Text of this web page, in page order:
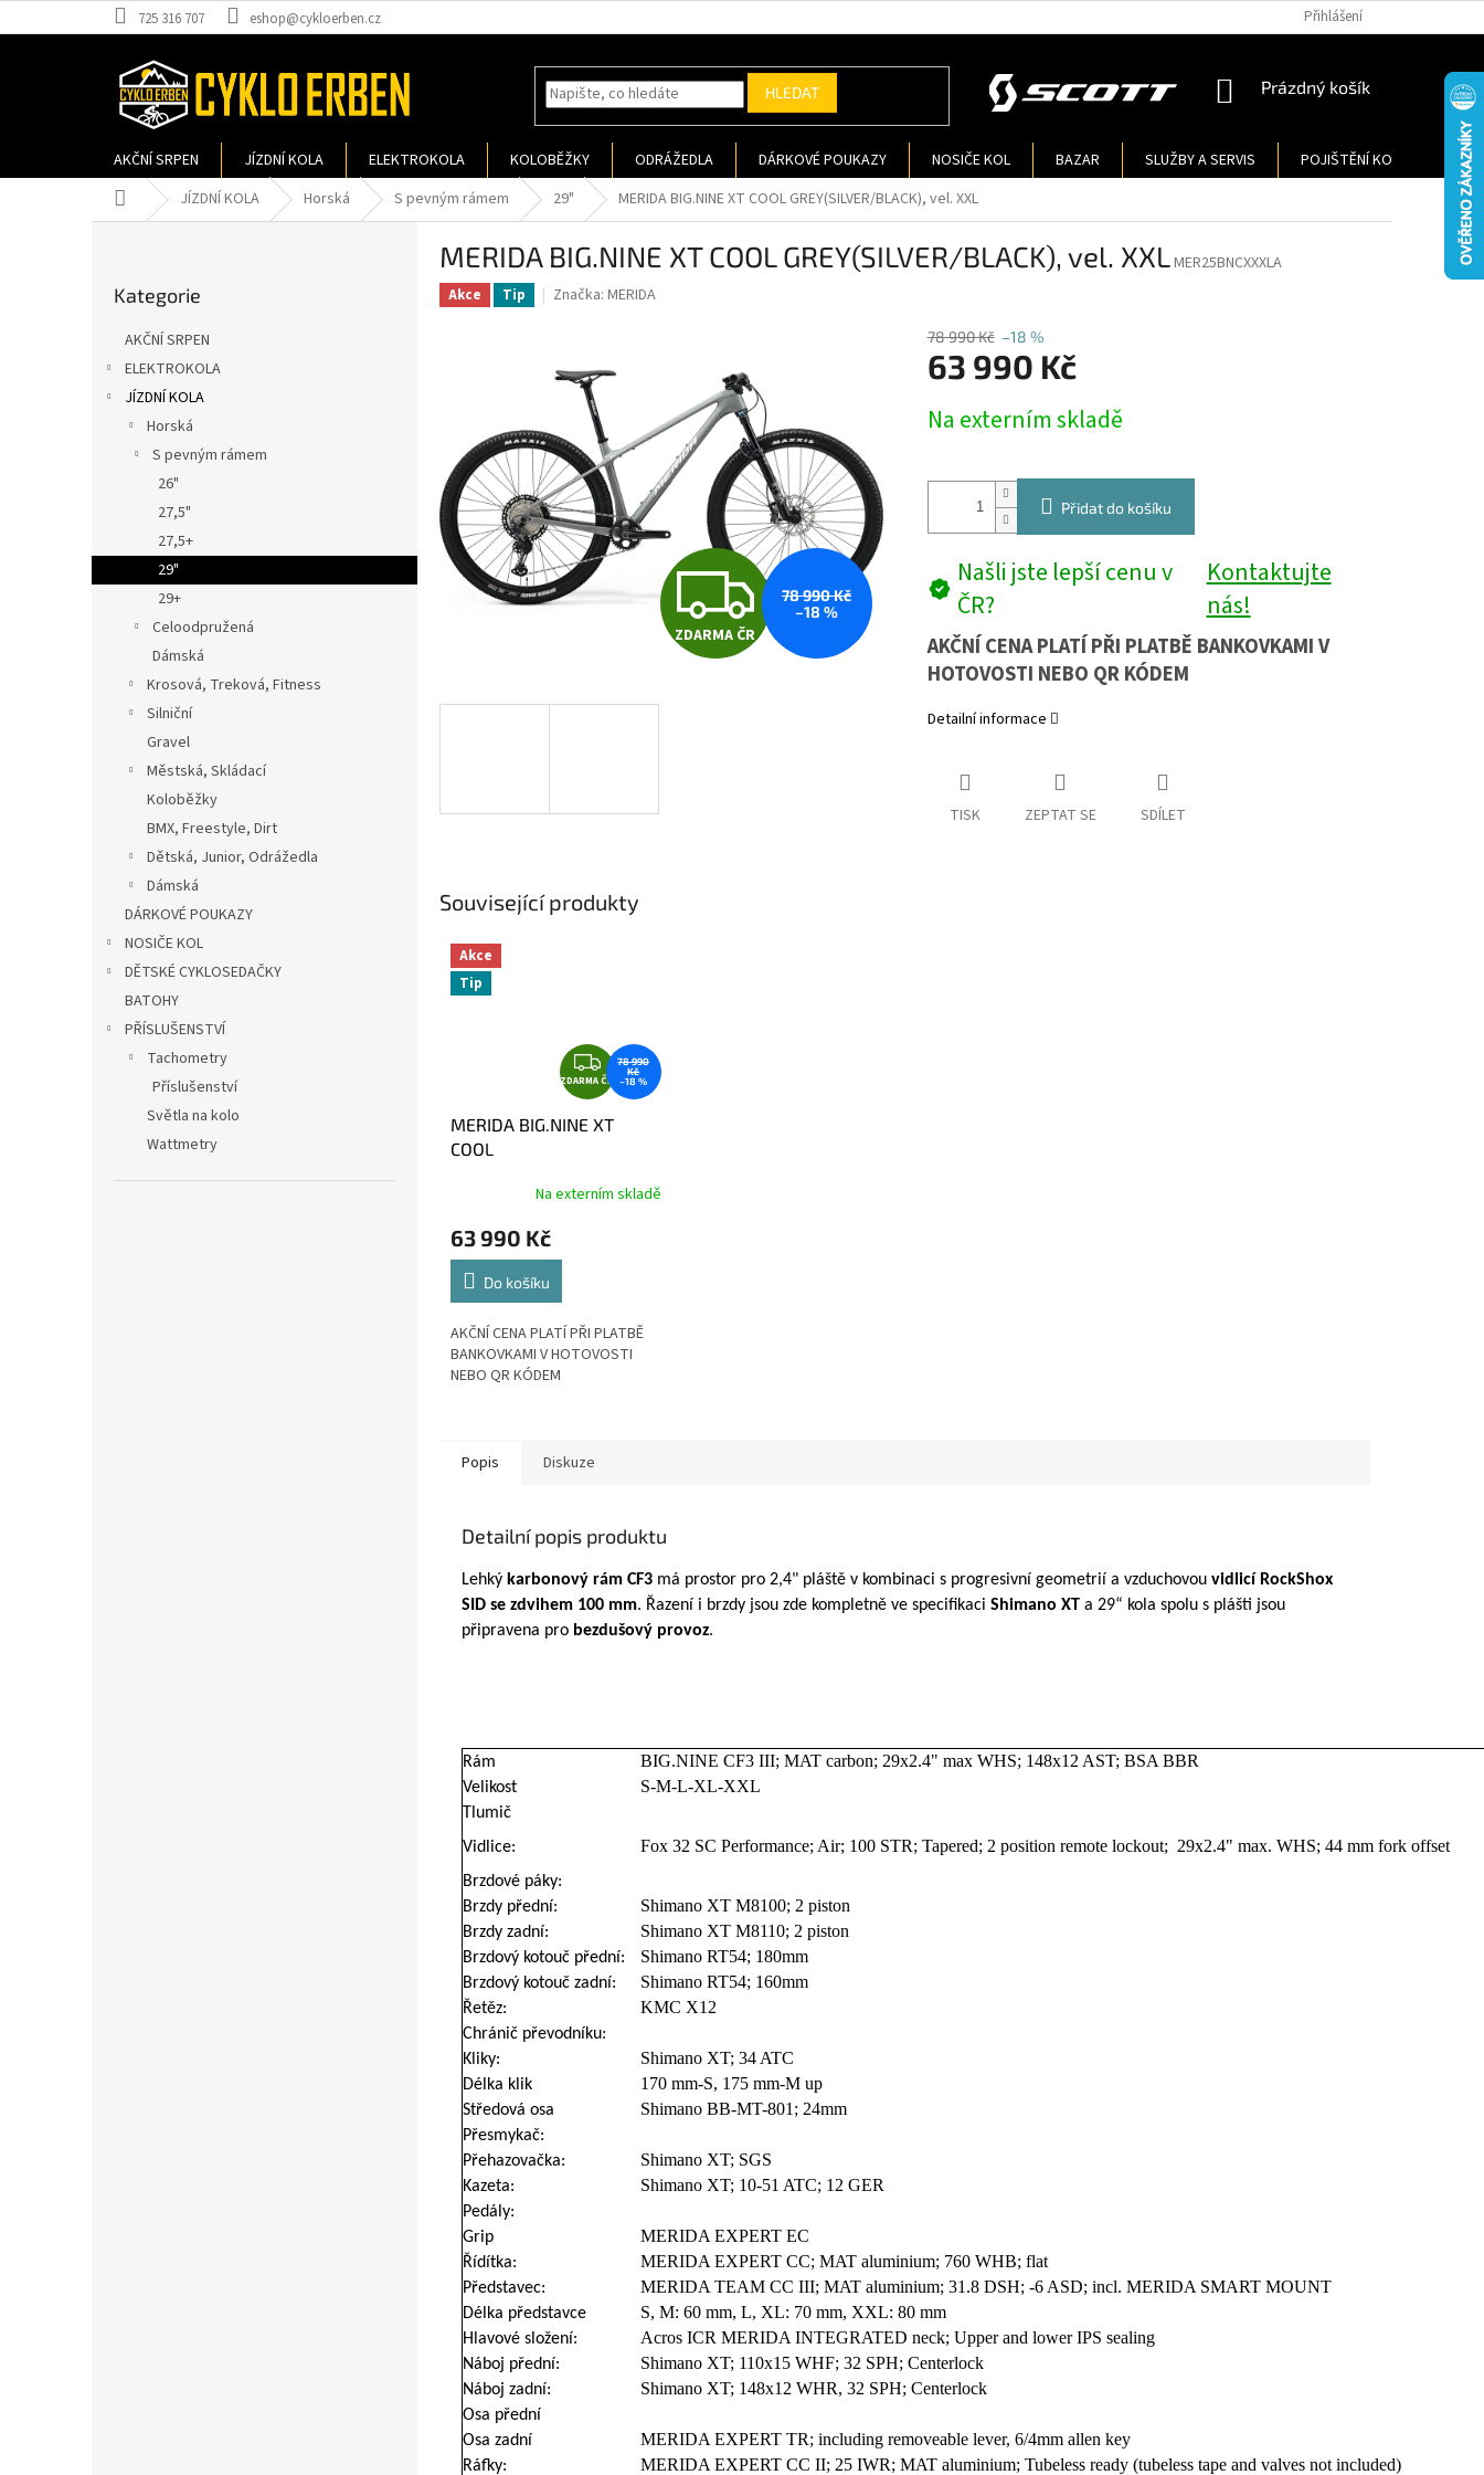
na
725 316 707 eshop@cykloerben.cz Přihlášení
HLEDAT
NÁKUPNÍ
Prázdný košík
AKČNÍ SRPEN JÍZDNÍ KOLA ELEKTROKOLA KOLOBĚŽKY ODRÁŽEDLA DÁRKOVÉ POUKAZY NOSIČE KOL BAZAR SLUŽBY A SERVIS POJIŠTĚNÍ KOL
Domů JÍZDNÍ KOLA Horská S pevným rámem 29" MERIDA BIG.NINE XT COOL GREY(SILVER/BLACK), vel. XXL
l
kategorie
Kategorie
AKČNÍ SRPEN
ELEKTROKOLA
JÍZDNÍ KOLA
Horská
S pevným rámem
26"
27,5"
27,5+
29"
29+
Celoodpružená
Dámská
Krosová, Treková, Fitness
Silniční
Gravel
Městská, Skládací
Koloběžky
BMX, Freestyle, Dirt
Dětská, Junior, Odrážedla
Dámská
DÁRKOVÉ POUKAZY
NOSIČE KOL
DĚTSKÉ CYKLOSEDAČKY
BATOHY
PŘÍSLUŠENSTVÍ
Tachometry
Příslušenství
Světla na kolo
Wattmetry
MERIDA BIG.NINE XT COOL GREY(SILVER/BLACK), vel. XXLMER25BNCXXXLA
Akce Tip Značka: MERIDA
Z
D
ZDARMA ČR
78 990 Kč
–18 %
78 990 Kč –18 %
63 990 Kč
cena:
Na externím skladě
Přidat do košíku
Našli jste lepší cenu v
ČR?
Kontaktujte
nás!
AKČNÍ CENA PLATÍ PŘI PLATBĚ BANKOVKAMI V
HOTOVOSTI NEBO QR KÓDEM
Detailní informace
TISK ZEPTAT SE SDÍLET
Související produkty
Akce
Tip
Z
D
A
A
ZDARMA ČR
78 990
Kč
–18 %
MERIDA BIG.NINE XT
COOL
Na externím skladě
63 990 Kč
Do košíku
AKČNÍ CENA PLATÍ PŘI PLATBĚ
BANKOVKAMI V HOTOVOSTI
NEBO QR KÓDEM
Popis Diskuze
Detailní popis produktu
Lehký karbonový rám CF3 má prostor pro 2,4" pláště v kombinaci s progresivní geometrií a vzduchovou vidlicí RockShox
SID se zdvihem 100 mm. Řazení i brzdy jsou zde kompletně ve specifikaci Shimano XT a 29“ kola spolu s plášti jsou
připravena pro bezdušový provoz.
Rám BIG.NINE CF3 III; MAT carbon; 29x2.4" max WHS; 148x12 AST; BSA BBR
Velikost S-M-L-XL-XXL
Tlumič
Vidlice:
Fox 32 SC Performance; Air; 100 STR; Tapered; 2 position remote lockout; 29x2.4" max. WHS; 44 mm fork offset
Brzdové páky:
Brzdy přední:
Shimano XT M8100; 2 piston
Brzdy zadní: Shimano XT M8110; 2 piston
Brzdový kotouč přední: Shimano RT54; 180mm
Brzdový kotouč zadní: Shimano RT54; 160mm
Řetěz: KMC X12
Chránič převodníku:
Kliky:
Shimano XT; 34 ATC
Délka klik 170 mm-S, 175 mm-M up
Středová osa Shimano BB-MT-801; 24mm
Přesmykač:
Přehazovačka:
Shimano XT; SGS
Kazeta: Shimano XT; 10-51 ATC; 12 GER
Pedály:
Grip
MERIDA EXPERT EC
Řídítka: MERIDA EXPERT CC; MAT aluminium; 760 WHB; flat
Představec: MERIDA TEAM CC III; MAT aluminium; 31.8 DSH; -6 ASD; incl. MERIDA SMART MOUNT
Délka představce S, M: 60 mm, L, XL: 70 mm, XXL: 80 mm
Hlavové složení: Acros ICR MERIDA INTEGRATED neck; Upper and lower IPS sealing
Náboj přední: Shimano XT; 110x15 WHF; 32 SPH; Centerlock
Náboj zadní: Shimano XT; 148x12 WHR, 32 SPH; Centerlock
Osa přední
Osa zadní
MERIDA EXPERT TR; including removeable lever, 6/4mm allen key
Ráfky: MERIDA EXPERT CC II; 25 IWR; MAT aluminium; Tubeless ready (tubeless tape and valves not included)